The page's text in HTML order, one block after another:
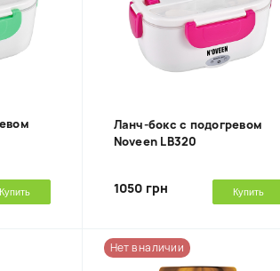
Купить
Ланч-бокс с подогревом
Noveen LB320
1050 грн Купить
Нет в наличии